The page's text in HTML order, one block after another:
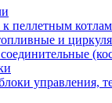
к пеллетным котлам
и
управления,